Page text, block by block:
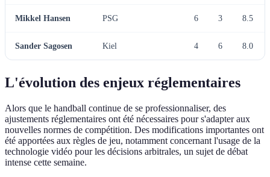
Mikkel Hansen PSG 6 3 8.5
Sander Sagosen Kiel 4 6 8.0
L'évolution des enjeux réglementaires
Alors que le handball continue de se professionnaliser, des
ajustements réglementaires ont été nécessaires pour s'adapter aux
nouvelles normes de compétition. Des modifications importantes ont
été apportées aux règles de jeu, notamment concernant l'usage de la
technologie vidéo pour les décisions arbitrales, un sujet de débat
intense cette semaine.